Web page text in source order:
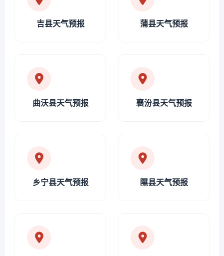
吉县天气预报 蒲县天气预报
曲沃县天气预报 襄汾县天气预报
乡宁县天气预报 隰县天气预报